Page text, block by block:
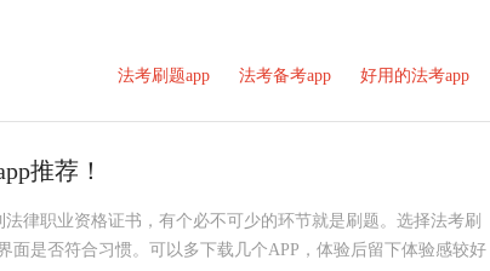
法考刷题app 法考备考app 好用的法考app
推荐！
律职业资格证书，有个必不可少的环节就是刷题。选择法考刷
面是否符合习惯。可以多下载几个APP，体验后留下体验感较好